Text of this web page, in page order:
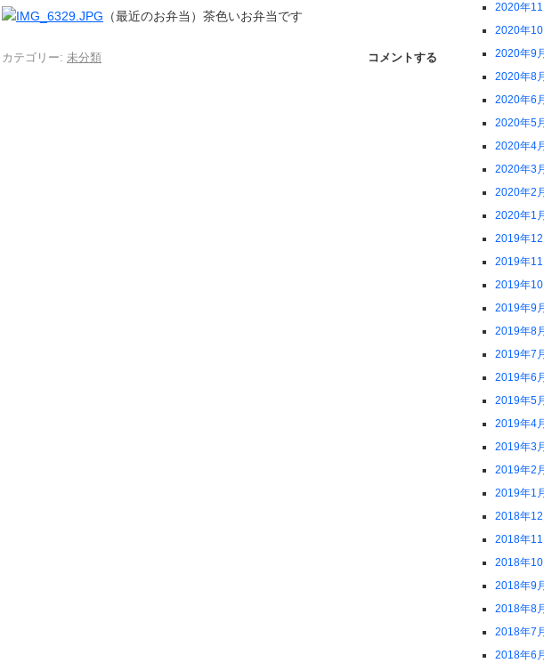
（最近のお弁当）茶色いお弁当です
コメントする
カテゴリー: 未分類
2020年11
2020年10
2020年9月
2020年8月
2020年6月
2020年5月
2020年4月
2020年3月
2020年2月
2020年1月
2019年12
2019年11
2019年10
2019年9月
2019年8月
2019年7月
2019年6月
2019年5月
2019年4月
2019年3月
2019年2月
2019年1月
2018年12
2018年11
2018年10
2018年9月
2018年8月
2018年7月
2018年6月